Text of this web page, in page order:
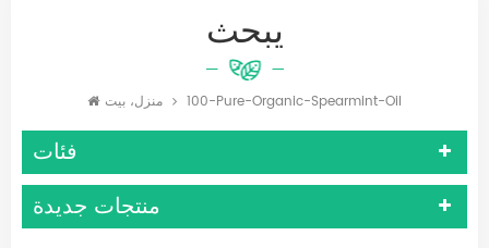
يبحث
منزل، بيت 100-Pure-Organic-Spearmint-Oil
فئات
منتجات جديدة